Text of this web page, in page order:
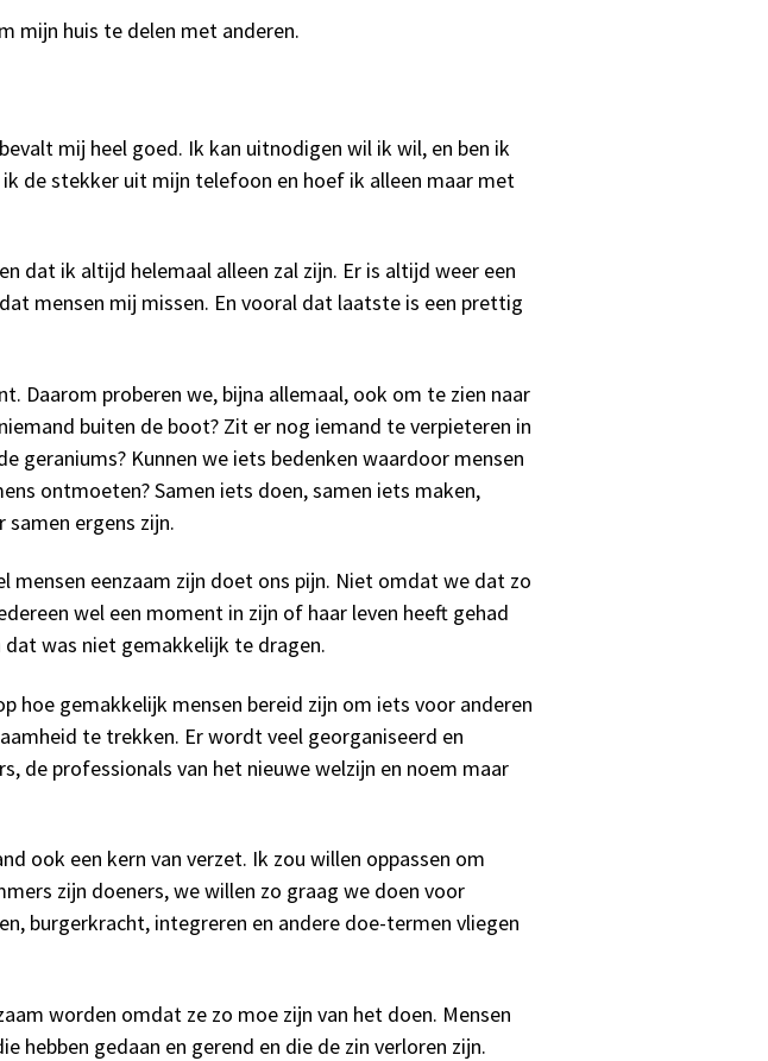
mijn huis te delen met anderen.
mij heel goed. Ik kan uitnodigen wil ik wil, en ben ik
de stekker uit mijn telefoon en hoef ik alleen maar met
dat ik altijd helemaal alleen zal zijn. Er is altijd weer een
mensen mij missen. En vooral dat laatste is een prettig
Daarom proberen we, bijna allemaal, ook om te zien naar
buiten de boot? Zit er nog iemand te verpieteren in
geraniums? Kunnen we iets bedenken waardoor mensen
ontmoeten? Samen iets doen, samen iets maken,
ergens zijn.
mensen eenzaam zijn doet ons pijn. Niet omdat we dat zo
wel een moment in zijn of haar leven heeft gehad
was niet gemakkelijk te dragen.
hoe gemakkelijk mensen bereid zijn om iets voor anderen
te trekken. Er wordt veel georganiseerd en
de professionals van het nieuwe welzijn en noem maar
ook een kern van verzet. Ik zou willen oppassen om
zijn doeners, we willen zo graag we doen voor
burgerkracht, integreren en andere doe-termen vliegen
worden omdat ze zo moe zijn van het doen. Mensen
hebben gedaan en gerend en die de zin verloren zijn.